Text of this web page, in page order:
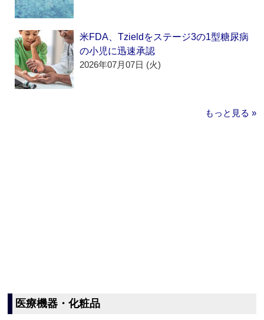
米FDA、Tzieldをステージ3の1型糖尿病
の小児に迅速承認
2026年07月07日 (火)
もっと見る »
医療機器・化粧品